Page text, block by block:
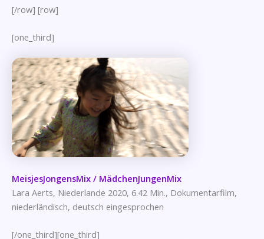
[/row] [row]
[one_third]
MeisjesJongensMix / MädchenJungenMix
Lara Aerts, Niederlande 2020, 6.42 Min., Dokumentarfilm,
niederländisch, deutsch eingesprochen
[/one_third][one_third]